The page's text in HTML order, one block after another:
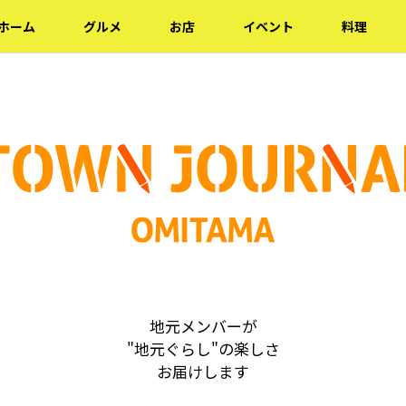
ーム グルメ お店 イベント 料理
地元メンバーが
"地元ぐらし"の楽しさ
お届けします